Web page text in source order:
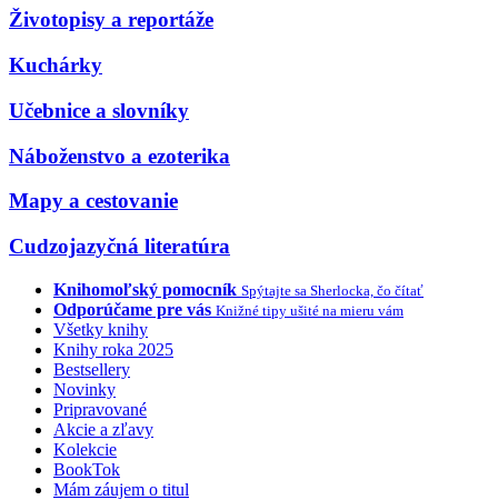
Životopisy a reportáže
Kuchárky
Učebnice a slovníky
Náboženstvo a ezoterika
Mapy a cestovanie
Cudzojazyčná literatúra
Knihomoľský pomocník Spýtajte sa Sherlocka, čo čítať
Odporúčame pre vás Knižné tipy ušité na mieru vám
Všetky knihy
Knihy roka 2025
Bestsellery
Novinky
Pripravované
Akcie a zľavy
Kolekcie
BookTok
Mám záujem o titul